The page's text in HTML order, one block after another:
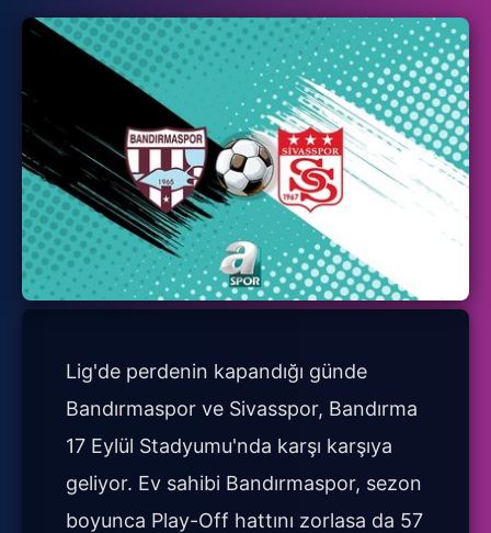
Lig'de perdenin kapandığı günde
Bandırmaspor ve Sivasspor, Bandırma
17 Eylül Stadyumu'nda karşı karşıya
geliyor. Ev sahibi Bandırmaspor, sezon
boyunca Play-Off hattını zorlasa da 57